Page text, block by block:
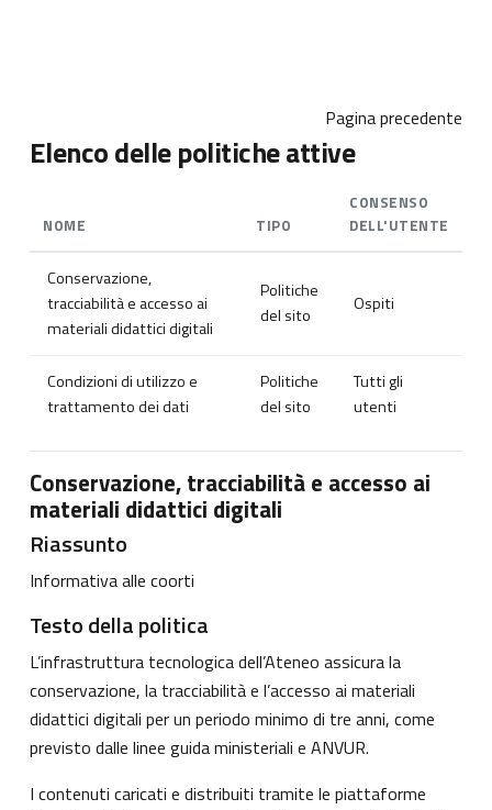
Pagina precedente
Elenco delle politiche attive
NOME TIPO
CONSENSO
DELL'UTENTE
Conservazione,
tracciabilità e accesso ai
materiali didattici digitali
Politiche
del sito
Ospiti
Condizioni di utilizzo e
trattamento dei dati
Politiche
del sito
Tutti gli
utenti
Conservazione, tracciabilità e accesso ai
materiali didattici digitali
Riassunto
Informativa alle coorti
Testo della politica
L’infrastruttura tecnologica dell’Ateneo assicura la
conservazione, la tracciabilità e l’accesso ai materiali
didattici digitali per un periodo minimo di tre anni, come
previsto dalle linee guida ministeriali e ANVUR.
I contenuti caricati e distribuiti tramite le piattaforme